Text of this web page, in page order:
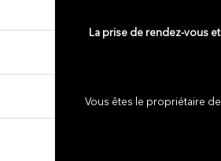
La prise de rendez-vous
Vous êtes le propriétaire